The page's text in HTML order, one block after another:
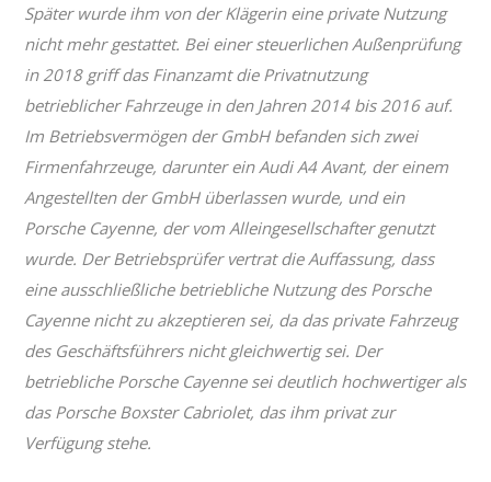
Später wurde ihm von der Klägerin eine private Nutzung
nicht mehr gestattet. Bei einer steuerlichen Außenprüfung
in 2018 griff das Finanzamt die Privatnutzung
betrieblicher Fahrzeuge in den Jahren 2014 bis 2016 auf.
Im Betriebsvermögen der GmbH befanden sich zwei
Firmenfahrzeuge, darunter ein Audi A4 Avant, der einem
Angestellten der GmbH überlassen wurde, und ein
Porsche Cayenne, der vom Alleingesellschafter genutzt
wurde. Der Betriebsprüfer vertrat die Auffassung, dass
eine ausschließliche betriebliche Nutzung des Porsche
Cayenne nicht zu akzeptieren sei, da das private Fahrzeug
des Geschäftsführers nicht gleichwertig sei. Der
betriebliche Porsche Cayenne sei deutlich hochwertiger als
das Porsche Boxster Cabriolet, das ihm privat zur
Verfügung stehe.